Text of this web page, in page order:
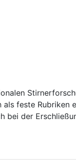
feste Rubriken
bei der